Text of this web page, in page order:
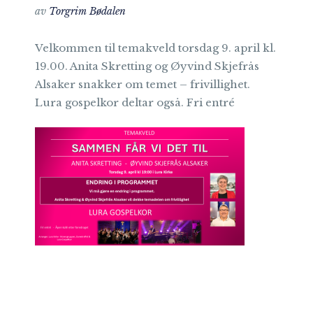
av Torgrim Bødalen
Velkommen til temakveld torsdag 9. april kl.
19.00. Anita Skretting og Øyvind Skjefrås
Alsaker snakker om temet – frivillighet.
Lura gospelkor deltar også. Fri entré